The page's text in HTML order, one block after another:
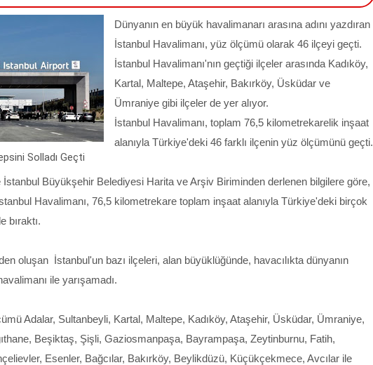
Solladı Geçti
Dünyanın en büyük havalimanarı arasına adını yazdıran
İstanbul Havalimanı, yüz ölçümü olarak 46 ilçeyi geçti.
İstanbul Havalimanı'nın geçtiği ilçeler arasında Kadıköy,
Kartal, Maltepe, Ataşehir, Bakırköy, Üsküdar ve
Ümraniye gibi ilçeler de yer alıyor.
İstanbul Havalimanı, toplam 76,5 kilometrekarelik inşaat
alanıyla Türkiye'deki 46 farklı ilçenin yüz ölçümünü geçti.
Büyükşehir Belediyesi Harita ve Arşiv Biriminden derlenen bilgilere göre,
Havalimanı, 76,5 kilometrekare toplam inşaat alanıyla Türkiye'deki birçok
bıraktı.
oluşan İstanbul'un bazı ilçeleri, alan büyüklüğünde, havacılıkta dünyanın
ile yarışamadı.
Adalar, Sultanbeyli, Kartal, Maltepe, Kadıköy, Ataşehir, Üsküdar, Ümraniye,
Beşiktaş, Şişli, Gaziosmanpaşa, Bayrampaşa, Zeytinburnu, Fatih,
Esenler, Bağcılar, Bakırköy, Beylikdüzü, Küçükçekmece, Avcılar ile